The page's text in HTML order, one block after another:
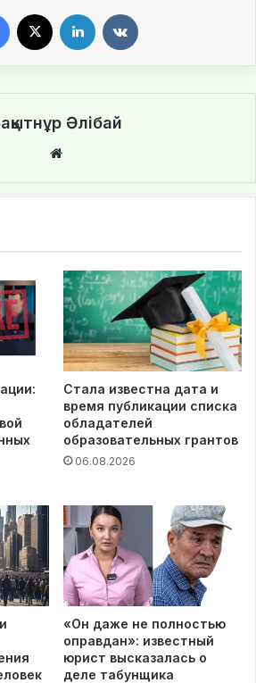
Әлібай
te
Стала известна дата и
время публикации списка
обладателей
образовательных грантов
06.08.2026
«Он даже не полностью
оправдан»: известный
юрист высказалась о
деле табунщика